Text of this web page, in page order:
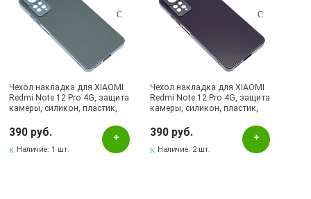
Бугульма, ул.М.Джалиля, 7, ЦУМ
Бугульма, ул.Советская, 82
Бугульма, ул.Тукая, 70
Лениногорск, ул.Вахитова, 5, (АВТОВОКЗАЛ)
Лениногорск, ул.Гафиатуллина, 9, (ЦЕНТР)
Лениногорск, ул.Кутузова, 9А, (БРИЗ)
Чехол накладка для XIAOMI
Redmi Note 12 Pro 4G, защита
камеры, силикон, пластик,
390 руб.
Наличие: 1 шт.
Чехол накладка для XIAOMI
Redmi Note 12 Pro 4G, защита
камеры, силикон, пластик,
390 руб.
Наличие: 2 шт.